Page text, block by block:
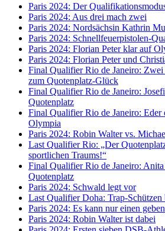
Paris 2024: Der
Paris 2024: Aus drei mach zwei
Paris 2024: Nordsächsin Kathrin
Paris 2024: Schnellfeuerpistolen-
Paris 2024: Florian Peter klar auf
Paris 2024: Florian Peter und
Final Qualifier Rio de Janeiro: Zwei
zum Quotenplatz-Glück
Final Qualifier Rio de Janeiro:
Quotenplatz
Final Qualifier Rio de Janeiro:
Olympia
Paris 2024: Robin Walter vs.
Last Qualifier Rio: „Der
sportlichen Traums!“
Final Qualifier Rio de Janeiro:
Quotenplatz
Paris 2024: Schwald legt vor
Last Qualifier Doha: Trap-Schützen
Paris 2024: Es kann nur einen geben
Paris 2024: Robin Walter ist dabei